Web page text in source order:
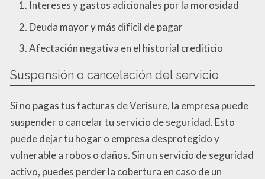
Intereses y gastos adicionales por la morosidad
Deuda mayor y más difícil de pagar
Afectación negativa en el historial crediticio
Suspensión o cancelación del servicio
Si no pagas tus facturas de Verisure, la empresa puede
suspender o cancelar tu servicio de seguridad. Esto
puede dejar tu hogar o empresa desprotegido y
vulnerable a robos o daños. Sin un servicio de seguridad
activo, puedes perder la cobertura en caso de un